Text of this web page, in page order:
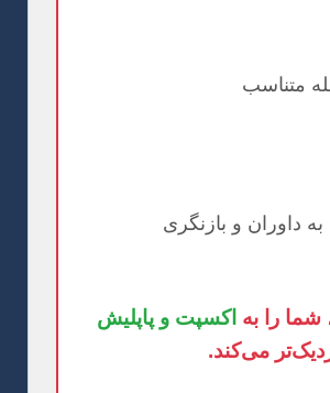
متناسب
داوران و بازنگری
شما را به اکسپت و پاپلیش
می‌کند.